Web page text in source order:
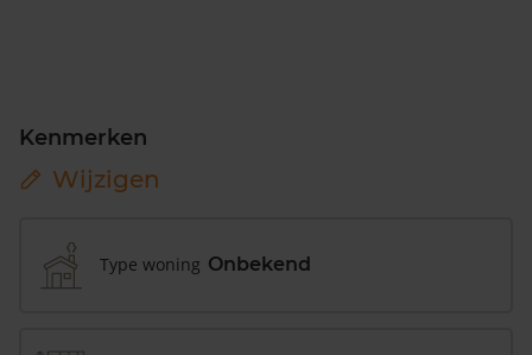
Kenmerken
Wijzigen
Type woning Onbekend